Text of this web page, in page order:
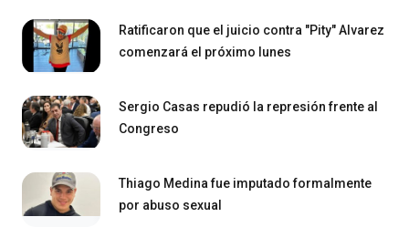
Ratificaron que el juicio contra "Pity" Alvarez
comenzará el próximo lunes
Sergio Casas repudió la represión frente al
Congreso
Thiago Medina fue imputado formalmente
por abuso sexual